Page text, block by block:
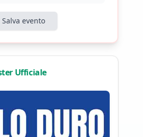
Salva evento
Ufficiale